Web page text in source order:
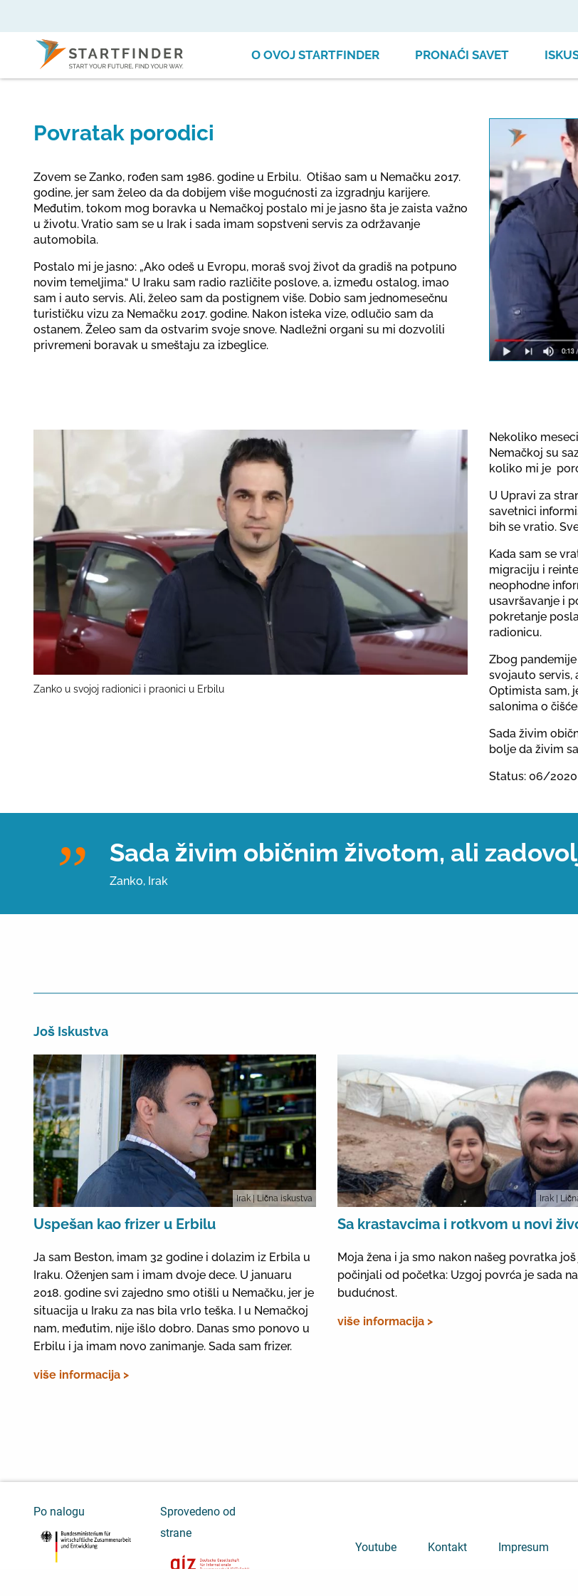
О OVOJ STARTFINDER PRONAĆI SAVET
note
Povratak porodici
Zovem se Zanko, rođen sam 1986. godine u Erbilu. Otišao sam u Nemačku 2017.
godine, jer sam želeo da da dobijem više mogućnosti za izgradnju karijere.
Međutim, tokom mog boravka u Nemačkoj postalo mi je jasno šta je zaista važno
u životu. Vratio sam se u Irak i sada imam sopstveni servis za održavanje
automobila.
Postalo mi je jasno: „Ako odeš u Evropu, moraš svoj život da gradiš na potpuno
novim temeljima.“ U Iraku sam radio različite poslove, a, između ostalog, imao
sam i auto servis. Ali, želeo sam da postignem više. Dobio sam jednomesečnu
turističku vizu za Nemačku 2017. godine. Nakon isteka vize, odlučio sam da
ostanem. Želeo sam da ostvarim svoje snove. Nadležni organi su mi dozvolili
privremeni boravak u smeštaju za izbeglice.
Zanko u svojoj radionici i praonici u Erbilu
Nekoliko
Nemačkoj su
koliko mi je
U Upravi za
savetnici
bih se vratio.
Kada sam se
migraciju i
neophodne
usavršavanje i
pokretanje
radionicu.
Zbog
svojauto servis,
Optimista sam,
salonima o
Sada živim
bolje da živim
Status: 06/2020
Sada živim običnim životom, ali
Zanko, Irak
Još Iskustva
Irak | Lična iskustva
Uspešan kao frizer u Erbilu
Ja sam Beston, imam 32 godine i dolazim iz Erbila u
Iraku. Oženjen sam i imam dvoje dece. U januaru
2018. godine svi zajedno smo otišli u Nemačku, jer je
situacija u Iraku za nas bila vrlo teška. I u Nemačkoj
nam, međutim, nije išlo dobro. Danas smo ponovo u
Erbilu i ja imam novo zanimanje. Sada sam frizer.
više informacija >
Irak |
Sa krastavcima i rotkvom u novi
Moja žena i ja smo nakon našeg povratka
počinjali od početka: Uzgoj povrća je sada
budućnost.
više informacija >
Po nalogu
Sprovedeno od
strane
Youtube
Kontakt Impresum